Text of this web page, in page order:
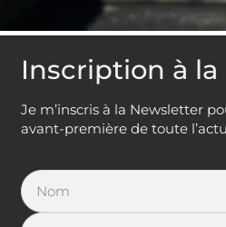
Inscription à
Je m’inscris à la Newsletter
avant-première de toute